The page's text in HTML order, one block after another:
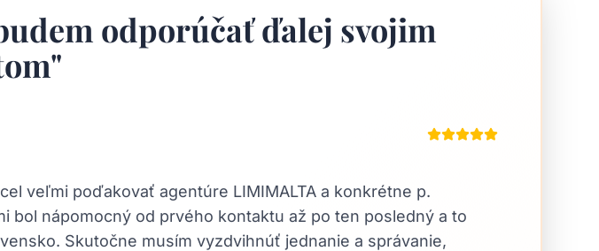
odporúčať ďalej svojim
"
veľmi poďakovať agentúre LIMIMALTA a konkrétne p.
bol nápomocný od prvého kontaktu až po ten posledný a to
Skutočne musím vyzdvihnúť jednanie a správanie,